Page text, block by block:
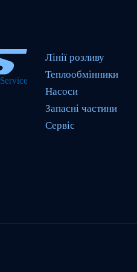
Лінії розливу
Теплообмінники
Насоси
Запасні частини
Сервіс